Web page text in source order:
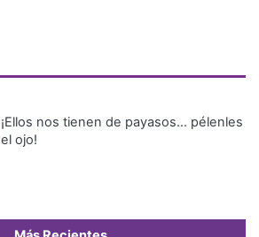
¡Ellos nos tienen de payasos… pélenles
el ojo!